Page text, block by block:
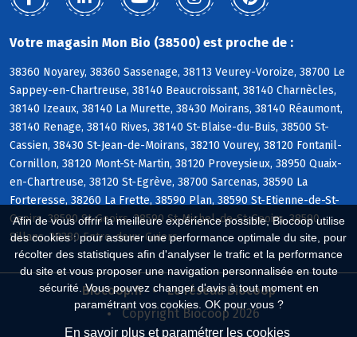
Afin de vous offrir la meilleure expérience possible, Biocoop utilise
des cookies : pour assurer une performance optimale du site, pour
récolter des statistiques afin d'analyser le trafic et la performance
du site et vous proposer une navigation personnalisée en toute
sécurité. Vous pouvez changer d'avis à tout moment en
paramétrant vos cookies. OK pour vous ?
En savoir plus et paramétrer les cookies
Votre magasin Mon Bio (38500) est proche de :
38360 Noyarey, 38360 Sassenage, 38113 Veurey-Voroize, 38700 Le
Sappey-en-Chartreuse, 38140 Beaucroissant, 38140 Charnècles,
38140 Izeaux, 38140 La Murette, 38430 Moirans, 38140 Réaumont,
38140 Renage, 38140 Rives, 38140 St-Blaise-du-Buis, 38500 St-
Cassien, 38430 St-Jean-de-Moirans, 38210 Vourey, 38120 Fontanil-
Cornillon, 38120 Mont-St-Martin, 38120 Proveysieux, 38950 Quaix-
en-Chartreuse, 38120 St-Egrève, 38700 Sarcenas, 38590 La
Forteresse, 38260 La Frette, 38590 Plan, 38590 St-Etienne-de-St-
Geoirs, 38590 St-Geoirs, 38590 St-Michel-de-St-Geoirs, 38590
Sillans, 38380 Entre-deux-Guiers
Biocoop.fr
Le réseau Biocoop
Copyright Biocoop 2026